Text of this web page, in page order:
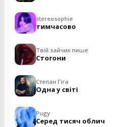
stereosophie
тимчасово
Твій зайчик пише
Стогони
Степан Гіга
Одна у світі
Pugy
Серед тисяч облич